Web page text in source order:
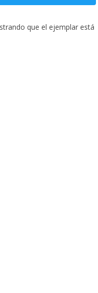
que el ejemplar está